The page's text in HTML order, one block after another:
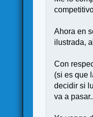
Ahora en
ilustrada,
Con
(si es que
decidir si
va a